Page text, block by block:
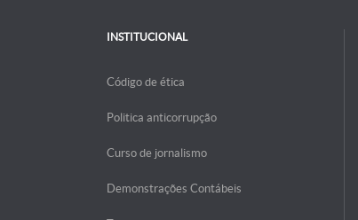
INSTITUCIONAL
Código de ética
Politica anticorrupção
Curso de jornalismo
Demonstrações Contábeis